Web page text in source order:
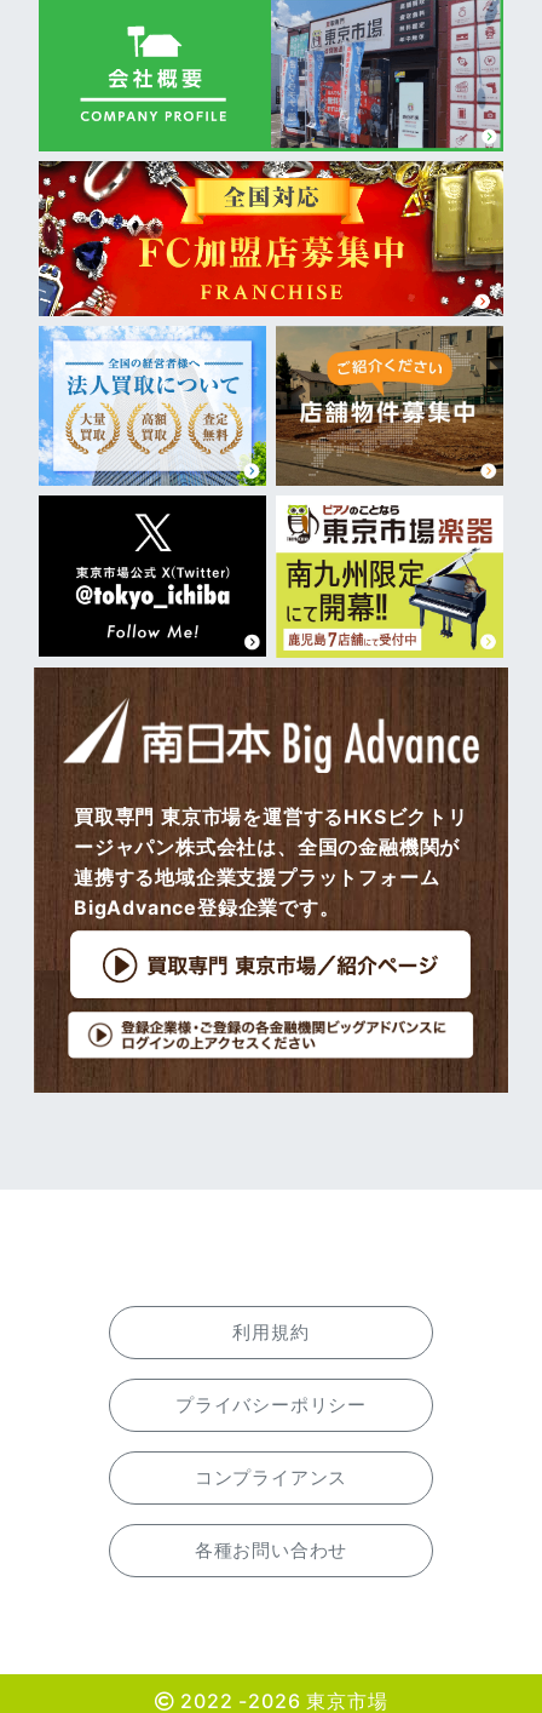
買取専門 東京市場を運営するHKSビクトリ
ージャパン株式会社は、全国の金融機関が
連携する地域企業支援プラットフォーム
BigAdvance登録企業です。
利用規約
プライバシーポリシー
コンプライアンス
各種お問い合わせ
2022 -2026 東京市場